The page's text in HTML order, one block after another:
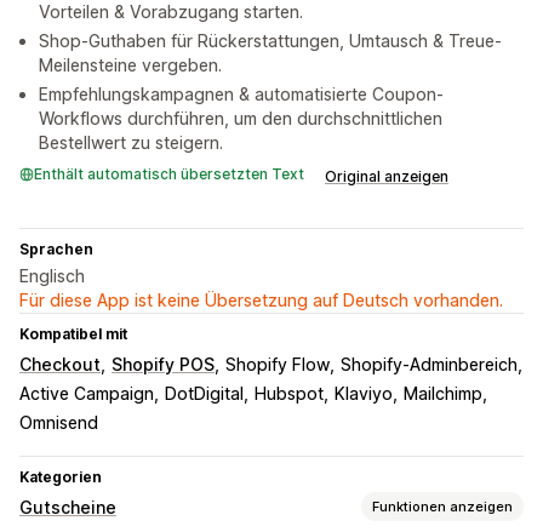
Vorteilen & Vorabzugang starten.
Shop-Guthaben für Rückerstattungen, Umtausch & Treue-
Meilensteine vergeben.
Empfehlungskampagnen & automatisierte Coupon-
Workflows durchführen, um den durchschnittlichen
Bestellwert zu steigern.
Enthält automatisch übersetzten Text Original anzeigen
Sprachen
Englisch
Für diese App ist keine Übersetzung auf Deutsch vorhanden.
Kompatibel mit
Checkout Shopify POS Shopify Flow Shopify-Adminbereich
Active Campaign
DotDigital Hubspot Klaviyo
Mailchimp
Omnisend
Kategorien
Gutscheine Funktionen anzeigen